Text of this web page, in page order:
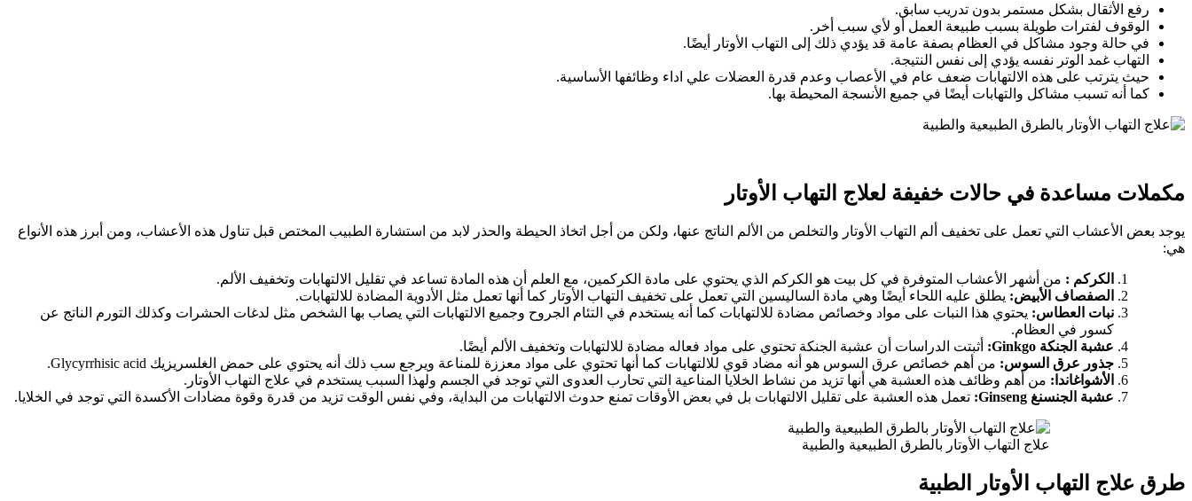
رفع الأثقال بشكل مستمر بدون تدريب سابق.
الوقوف لفترات طويلة بسبب طبيعة العمل أو لأي سبب أخر.
في حالة وجود مشاكل في العظام بصفة عامة قد يؤدي ذلك إلى التهاب الأوتار أيضًا.
التهاب غمد الوتر نفسه يؤدي إلى نفس النتيجة.
حيث يترتب على هذه الالتهابات ضعف عام في الأعصاب وعدم قدرة العضلات علي اداء وظائفها الأساسية.
كما أنه تسبب مشاكل والتهابات أيضًا في جميع الأنسجة المحيطة بها.
مكملات مساعدة في حالات خفيفة لعلاج التهاب الأوتار
يوجد بعض الأعشاب التي تعمل على تخفيف ألم التهاب الأوتار والتخلص من الألم الناتج عنها، ولكن من أجل اتخاذ الحيطة والحذر لابد من استشارة الطبيب المختص قبل تناول هذه الأعشاب، ومن أبرز هذه الأنواع
هي:
الكركم : من أشهر الأعشاب المتوفرة في كل بيت هو الكركم الذي يحتوي على مادة الكركمين، مع العلم أن هذه المادة تساعد في تقليل الالتهابات وتخفيف الألم.
الصفصاف الأبيض: يطلق عليه اللحاء أيضًا وهي مادة الساليسين التي تعمل على تخفيف التهاب الأوتار كما أنها تعمل مثل الأدوية المضادة للالتهابات.
نبات العطاس: يحتوي هذا النبات على مواد وخصائص مضادة للالتهابات كما أنه يستخدم في التئام الجروح وجميع الالتهابات التي يصاب بها الشخص مثل لدغات الحشرات وكذلك التورم الناتج عن
كسور في العظام.
عشبة الجنكة Ginkgo:
أثبتت الدراسات أن عشبة الجنكة تحتوي على مواد فعاله مضادة للالتهابات وتخفيف الألم أيضًا.
جذور عرق السوس: من أهم خصائص عرق السوس هو أنه مضاد قوي للالتهابات كما أنها تحتوي على مواد معززة للمناعة ويرجع سب ذلك أنه يحتوي على حمض الغلسريزيك Glycyrrhisic acid.
الأشواغاندا: من أهم وظائف هذه العشبة هي أنها تزيد من نشاط الخلايا المناعية التي تحارب العدوى التي توجد في الجسم ولهذا السبب يستخدم في علاج التهاب الأوتار.
عشبة الجنسنغ Ginseng:
تعمل هذه العشبة على تقليل الالتهابات بل في بعض الأوقات تمنع حدوث الالتهابات من البداية، وفي نفس الوقت تزيد من قدرة وقوة مضادات الأكسدة التي توجد في الخلايا.
علاج التهاب الأوتار بالطرق الطبيعية والطبية
طرق علاج التهاب الأوتار الطبية